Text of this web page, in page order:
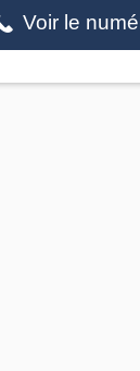
Voir le